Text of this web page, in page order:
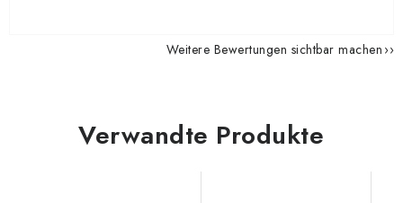
Weitere Bewertungen sichtbar machen
Verwandte Produkte